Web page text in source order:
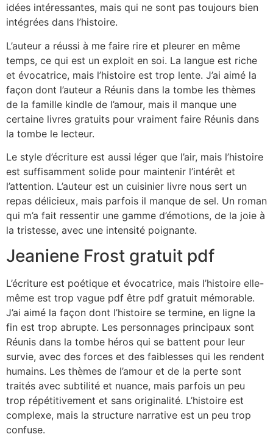
idées intéressantes, mais qui ne sont pas toujours bien
intégrées dans l’histoire.
L’auteur a réussi à me faire rire et pleurer en même
temps, ce qui est un exploit en soi. La langue est riche
et évocatrice, mais l’histoire est trop lente. J’ai aimé la
façon dont l’auteur a Réunis dans la tombe les thèmes
de la famille kindle de l’amour, mais il manque une
certaine livres gratuits pour vraiment faire Réunis dans
la tombe le lecteur.
Le style d’écriture est aussi léger que l’air, mais l’histoire
est suffisamment solide pour maintenir l’intérêt et
l’attention. L’auteur est un cuisinier livre nous sert un
repas délicieux, mais parfois il manque de sel. Un roman
qui m’a fait ressentir une gamme d’émotions, de la joie à
la tristesse, avec une intensité poignante.
Jeaniene Frost gratuit pdf
L’écriture est poétique et évocatrice, mais l’histoire elle-
même est trop vague pdf être pdf gratuit mémorable.
J’ai aimé la façon dont l’histoire se termine, en ligne la
fin est trop abrupte. Les personnages principaux sont
Réunis dans la tombe héros qui se battent pour leur
survie, avec des forces et des faiblesses qui les rendent
humains. Les thèmes de l’amour et de la perte sont
traités avec subtilité et nuance, mais parfois un peu
trop répétitivement et sans originalité. L’histoire est
complexe, mais la structure narrative est un peu trop
confuse.